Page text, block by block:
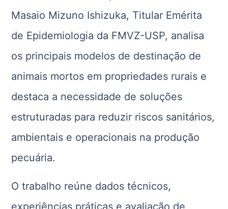
Masaio Mizuno Ishizuka, Titular Emérita
de Epidemiologia da FMVZ-USP, analisa
os principais modelos de destinação de
animais mortos em propriedades rurais e
destaca a necessidade de soluções
estruturadas para reduzir riscos sanitários,
ambientais e operacionais na produção
pecuária.
O trabalho reúne dados técnicos,
experiências práticas e avaliação de